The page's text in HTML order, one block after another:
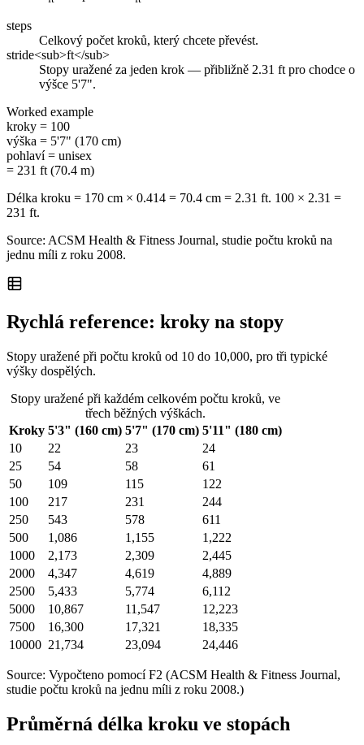
steps
Celkový počet kroků, který chcete převést.
stride<sub>ft</sub>
Stopy uražené za jeden krok — přibližně 2.31 ft pro chodce o
výšce 5'7".
Worked example
kroky = 100
výška = 5'7" (170 cm)
pohlaví= unisex
= 231 ft (70.4 m)
Délka kroku = 170 cm × 0.414 = 70.4 cm = 2.31 ft. 100 × 2.31 =
231 ft.
Source: ACSM Health & Fitness Journal, studie počtu kroků na
jednu míli z roku 2008.
Rychlá reference: kroky na stopy
Stopy uražené při počtu kroků od 10 do 10,000, pro tři typické
výšky dospělých.
Stopy uražené při každém celkovém počtu kroků, ve
třech běžných výškách.
Kroky 5'3" (160 cm) 5'7" (170 cm) 5'11" (180 cm)
10
22 23
24
25
54 58
61
50
109 115
122
100
217 231
244
250
543 578
611
500
1,086 1,155
1,222
1000
2,173 2,309
2,445
2000
4,347 4,619
4,889
2500
5,433 5,774
6,112
5000
10,867 11,547
12,223
7500
16,300 17,321
18,335
10000 21,734 23,094 24,446
Source: Vypočteno pomocí F2 (ACSM Health & Fitness Journal,
studie počtu kroků na jednu míli z roku 2008.)
Průměrná délka kroku ve stopách